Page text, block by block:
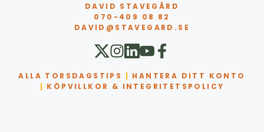
DAVID STAVEGÅRD
070-409 08 82
DAVID@STAVEGARD.SE
ALLA TORSDAGSTIPS | HANTERA DITT KONTO
| KÖPVILLKOR & INTEGRITETSPOLICY